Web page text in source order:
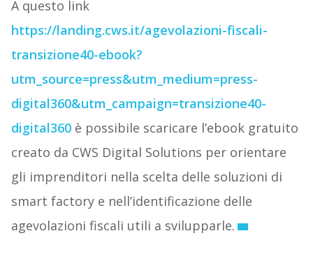
A questo link
https://landing.cws.it/agevolazioni-fiscali-
transizione40-ebook?
utm_source=press&utm_medium=press-
digital360&utm_campaign=transizione40-
digital360è possibile scaricare l’ebook gratuito
creato da CWS Digital Solutions per orientare
gli imprenditori nella scelta delle soluzioni di
smart factory e nell’identificazione delle
agevolazioni fiscali utili a svilupparle.